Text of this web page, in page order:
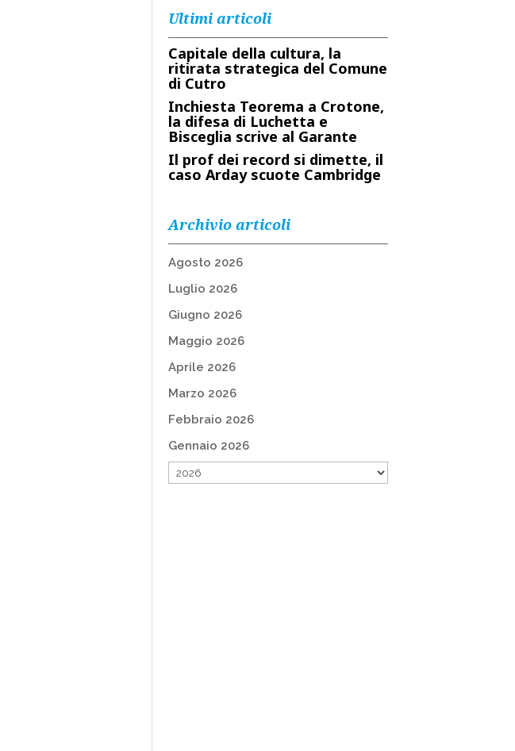
Ultimi articoli
Capitale della cultura, la
ritirata strategica del Comune
di Cutro
Inchiesta Teorema a Crotone,
la difesa di Luchetta e
Bisceglia scrive al Garante
Il prof dei record si dimette, il
caso Arday scuote Cambridge
Archivio articoli
Agosto 2026
Luglio 2026
Giugno 2026
Maggio 2026
Aprile 2026
Marzo 2026
Febbraio 2026
Gennaio 2026